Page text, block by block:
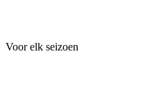
Voor elk seizoen